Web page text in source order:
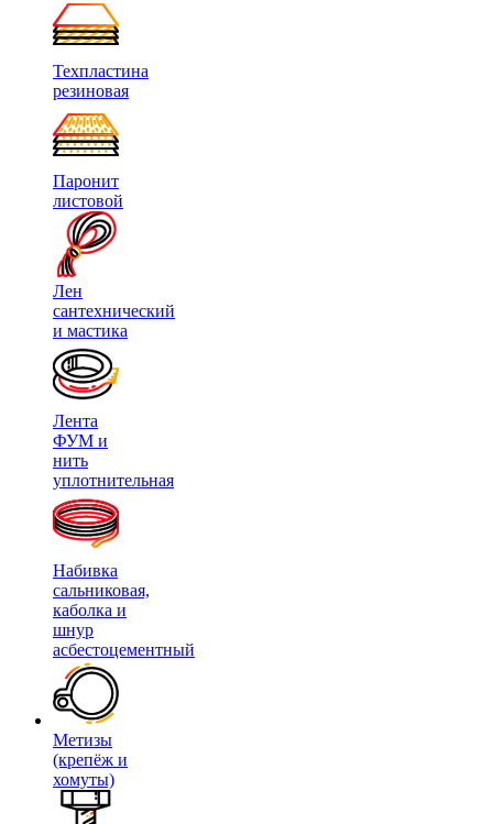
Техпластина
резиновая
Паронит
листовой
Лен
сантехнический
и мастика
Лента
ФУМ и
нить
уплотнительная
Набивка
сальниковая,
каболка и
шнур
асбестоцементный
Метизы
(крепёж и
хомуты)